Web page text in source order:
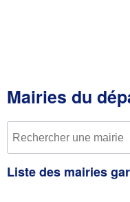
Mairies du
Liste des mairies